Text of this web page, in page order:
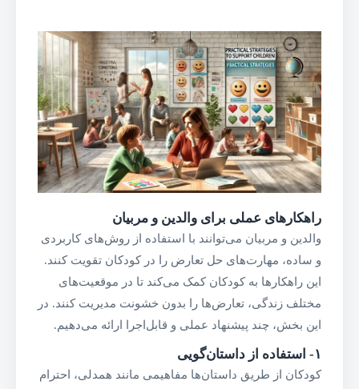
راهکارهای عملی برای والدین و مربیان
والدین و مربیان می‌توانند با استفاده از روش‌های کاربردی
و ساده، مهارت‌های حل تعارض را در کودکان تقویت کنند.
این راهکارها به کودکان کمک می‌کند تا در موقعیت‌های
مختلف زندگی، تعارض‌ها را بدون خشونت مدیریت کنند. در
این بخش، چند پیشنهاد عملی و قابل‌اجرا ارائه می‌دهیم.
۱- استفاده از داستان‌گویی
کودکان از طریق داستان‌ها مفاهیمی مانند همدلی، احترام